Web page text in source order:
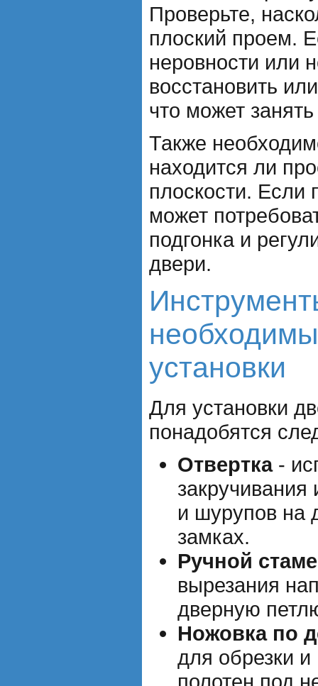
Проверьте,
плоский проем.
неровности или
восстановить
что может
Также
находится ли
плоскости. Если
может
подгонка и
двери.
установки
Для установки
понадобятся
Отвертка-
закручивания
и шурупов на
замках.
Ручной
вырезания
дверную
Ножовка по
для обрезки